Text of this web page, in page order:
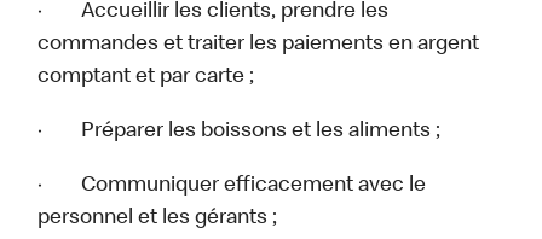
· Accueillir les clients, prendre les
commandes et traiter les paiements en argent
comptant et par carte ;
· Préparer les boissons et les aliments ;
· Communiquer efficacement avec le
personnel et les gérants ;